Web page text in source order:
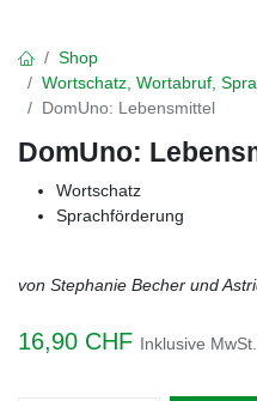
Shop
Wortschatz, Wortabruf,
DomUno: Lebensmittel
DomUno:
Wortschatz
Sprachförderung
von Stephanie Becher und
16,90 CHF Inklusive MwSt.